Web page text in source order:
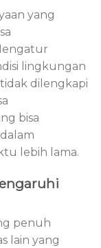
yang
lingkungan
dilengkapi
bisa
lebih lama.
penuh
lain yang